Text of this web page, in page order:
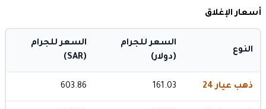
أسعار الإغلاق
النوع
السعر للجرام
(دولار)
السعر للجرام
(SAR)
ذهب عيار 24 161.03
603.86